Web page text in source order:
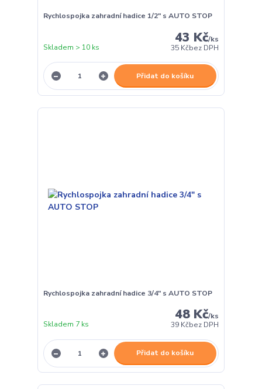
Rychlospojka zahradní hadice 1/2" s AUTO STOP
43 Kč/ks
35 Kčbez DPH
Skladem > 10 ks
Přidat do košíku
Rychlospojka zahradní hadice 3/4" s AUTO STOP
48 Kč/ks
39 Kčbez DPH
Skladem 7 ks
Přidat do košíku